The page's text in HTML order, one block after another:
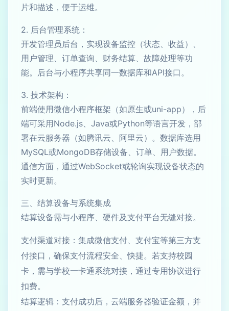
片和描述，便于运维。
2. 后台管理系统：
开发管理员后台，实现设备监控（状态、收益）、
用户管理、订单查询、财务结算、故障处理等功
能。后台与小程序共享同一数据库和API接口。
3. 技术架构：
前端使用微信小程序框架（如原生或uni-app），后
端可采用Node.js、Java或Python等语言开发，部
署在云服务器（如腾讯云、阿里云）。数据库选用
MySQL或MongoDB存储设备、订单、用户数据。
通信方面，通过WebSocket或轮询实现设备状态的
实时更新。
三、结算设备与系统集成
结算设备需与小程序、硬件及支付平台无缝对接。
支付渠道对接：集成微信支付、支付宝等第三方支
付接口，确保支付流程安全、快捷。若支持校园
卡，需与学校一卡通系统对接，通过专用协议进行
扣费。
结算逻辑：支付成功后，云端服务器验证金额，并